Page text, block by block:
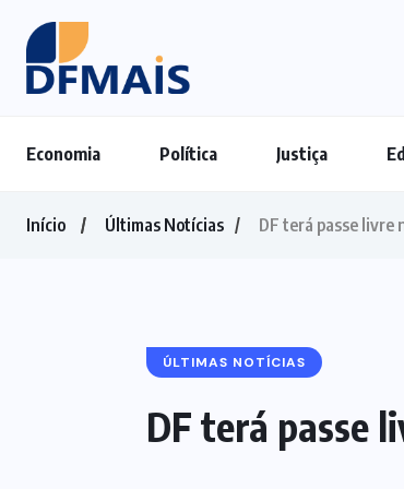
Economia Política Justiça
Início Últimas Notícias DF terá passe livre
ÚLTIMAS NOTÍCIAS
DF terá passe